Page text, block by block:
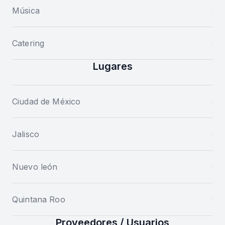
Música
Catering
Lugares
Ciudad de México
Jalisco
Nuevo león
Quintana Roo
Proveedores / Usuarios